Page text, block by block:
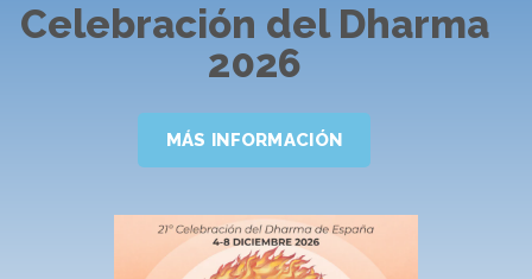
Celebración del Dharma
2026
MÁS INFORMACIÓN